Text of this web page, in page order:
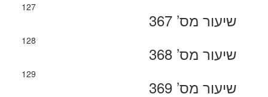
127
שיעור מס’ 367
128
שיעור מס’ 368
129
שיעור מס’ 369